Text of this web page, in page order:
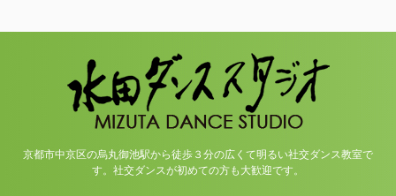
京都市中京区の烏丸御池駅から徒歩３分の広くて明るい社交ダンス教室で
す。社交ダンスが初めての方も大歓迎です。